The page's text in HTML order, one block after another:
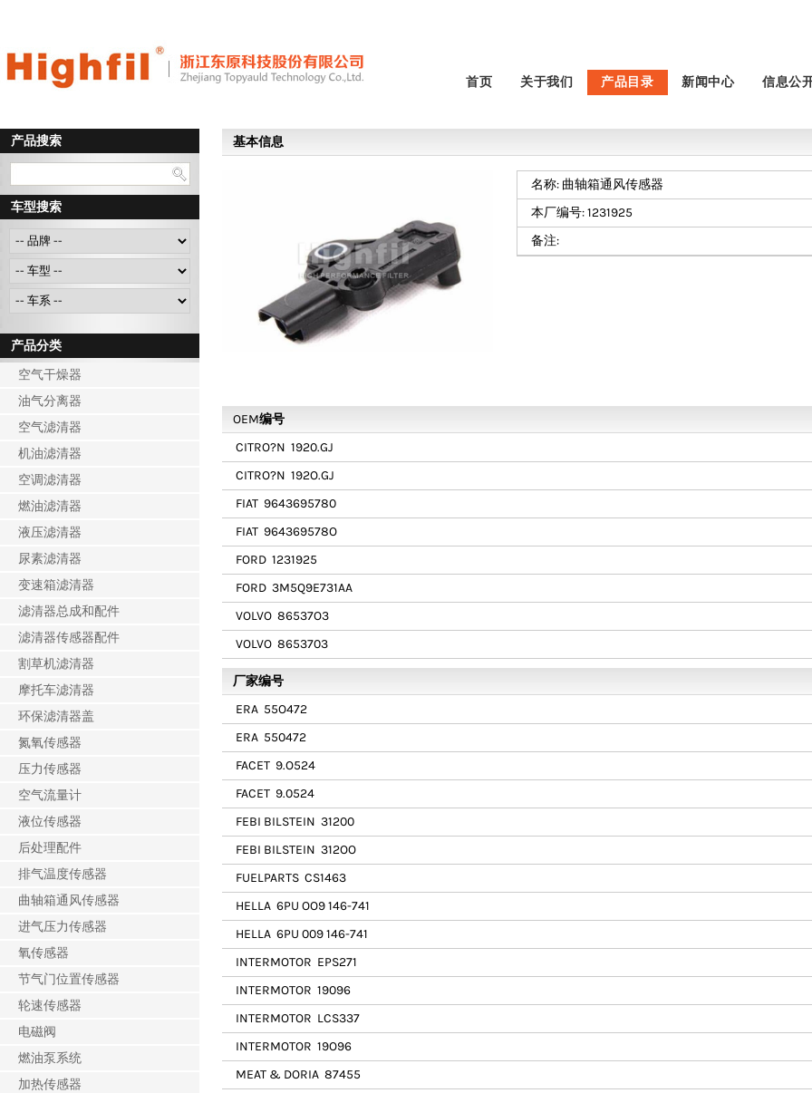
首页 关于我们 产品目录 新闻中心 信息公
产品搜索
车型搜索
产品分类
空气干燥器
油气分离器
空气滤清器
机油滤清器
空调滤清器
燃油滤清器
液压滤清器
尿素滤清器
变速箱滤清器
滤清器总成和配件
滤清器传感器配件
割草机滤清器
摩托车滤清器
环保滤清器盖
氮氧传感器
压力传感器
空气流量计
液位传感器
后处理配件
排气温度传感器
曲轴箱通风传感器
进气压力传感器
氧传感器
节气门位置传感器
轮速传感器
电磁阀
燃油泵系统
加热传感器
基本信息
名称: 曲轴箱通风传感器
本厂编号: 1231925
备注:
OEM编号
CITRO?N 1920.GJ
CITRO?N 192O.GJ
FIAT 9643695780
FIAT 964369578O
FORD 1231925
FORD 3M5Q9E731AA
VOLVO 86537O3
VOLVO 8653703
厂家编号
ERA 55O472
ERA 550472
FACET 9.O524
FACET 9.0524
FEBI BILSTEIN 31200
FEBI BILSTEIN 312OO
FUELPARTS CS1463
HELLA 6PU OO9 146-741
HELLA 6PU 009 146-741
INTERMOTOR EPS271
INTERMOTOR 19096
INTERMOTOR LCS337
INTERMOTOR 19O96
MEAT & DORIA 87455